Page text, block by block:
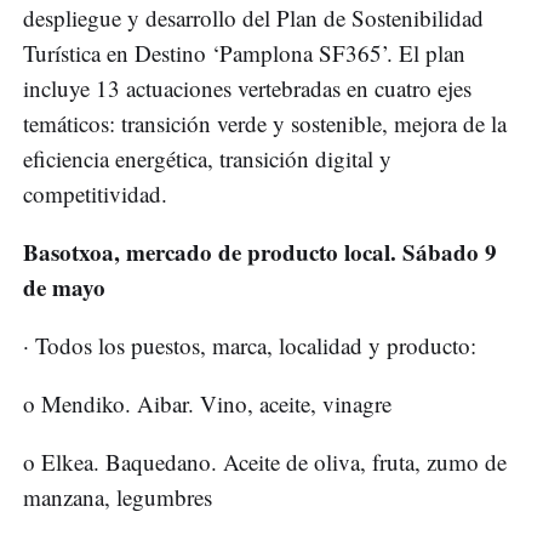
despliegue y desarrollo del Plan de Sostenibilidad
Turística en Destino ‘Pamplona SF365’. El plan
incluye 13 actuaciones vertebradas en cuatro ejes
temáticos: transición verde y sostenible, mejora de la
eficiencia energética, transición digital y
competitividad.
Basotxoa, mercado de producto local. Sábado 9
de mayo
· Todos los puestos, marca, localidad y producto:
o Mendiko. Aibar. Vino, aceite, vinagre
o Elkea. Baquedano. Aceite de oliva, fruta, zumo de
manzana, legumbres